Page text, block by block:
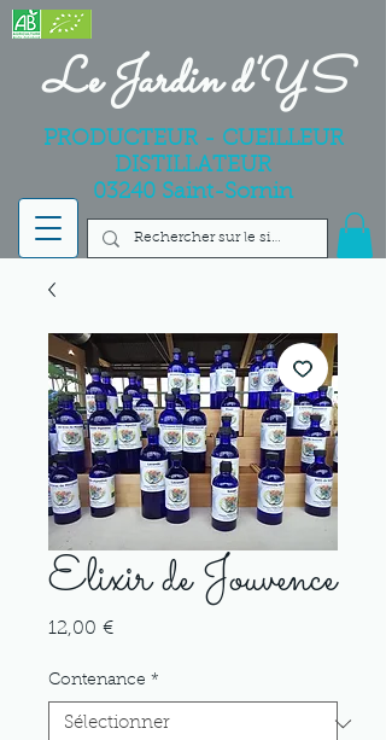
Le Jardin d'YS
PRODUCTEUR - CUEILLEUR
DISTILLATEUR
03240 Saint-Sornin
Elixir de Jouvence
12,00 €Prix
Contenance *